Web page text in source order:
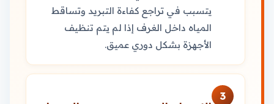
يتسبب في تراجع كفاءة التبريد وتساقط
المياه داخل الغرف إذا لم يتم تنظيف
الأجهزة بشكل دوري عميق.
3